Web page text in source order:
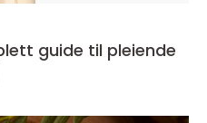
guide til pleiende